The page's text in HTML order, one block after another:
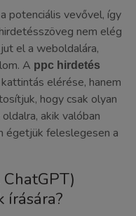
potenciális vevővel, így
nem elég
el a weboldalára,
A ppc hirdetés
elérése, hanem
hogy csak olyan
akik valóban
égetjük feleslegesen a
írására?